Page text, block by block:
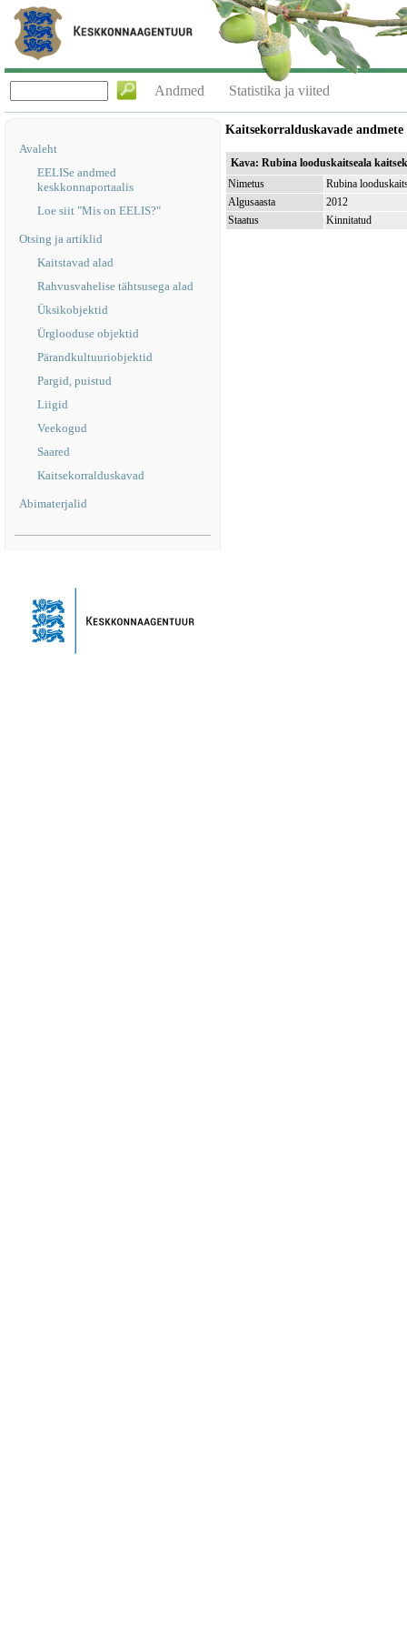
Andmed Statistika ja viited
Avaleht
EELISe andmed
keskkonnaportaalis
Loe siit "Mis on EELIS?"
Otsing ja artiklid
Kaitstavad alad
Rahvusvahelise tähtsusega alad
Üksikobjektid
Ürglooduse objektid
Pärandkultuuriobjektid
Pargid, puistud
Liigid
Veekogud
Saared
Kaitsekorralduskavad
Abimaterjalid
Kaitsekorralduskavade
Kava: Rubina looduskaitseala
Nimetus
Rubina
Algusaasta
2012
Staatus
Kinnitatud